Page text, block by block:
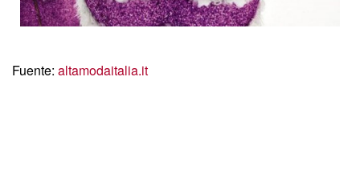
Fuente: altamodaitalia.it